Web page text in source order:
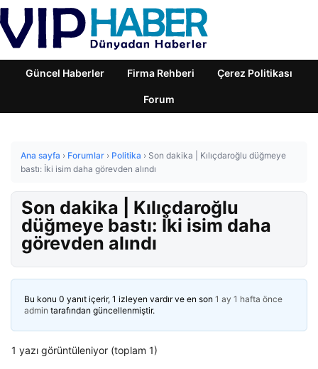
Güncel Haberler Firma Rehberi Çerez Politikası
Forum
Ana sayfa › Forumlar › Politika › Son dakika | Kılıçdaroğlu düğmeye
bastı: İki isim daha görevden alındı
Son dakika | Kılıçdaroğlu
düğmeye bastı: İki isim daha
görevden alındı
Bu konu 0 yanıt içerir, 1 izleyen vardır ve en son 1 ay 1 hafta önce
admin tarafından güncellenmiştir.
1 yazı görüntüleniyor (toplam 1)